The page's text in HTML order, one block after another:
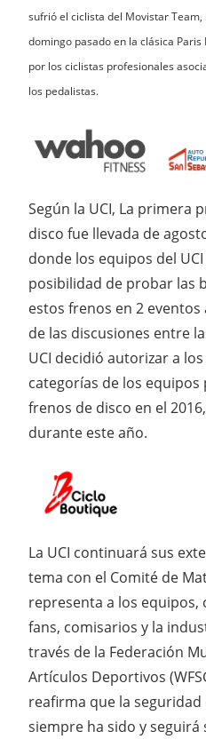
sufrió el ciclista del Movistar Team,
domingo pasado en la clásica
por los ciclistas profesionales
los pedalistas.
Según la UCI, La primera
disco fue llevada de
donde los equipos del
posibilidad de probar las
estos frenos en 2
de las discusiones entre
UCI decidió autorizar a
categorías de los
frenos de disco en el
durante este año.
La UCI continuará sus
tema con el Comité de
representa a los equipos,
fans, comisarios y la
través de la Federación
Artículos Deportivos
reafirma que la
siempre ha sido y